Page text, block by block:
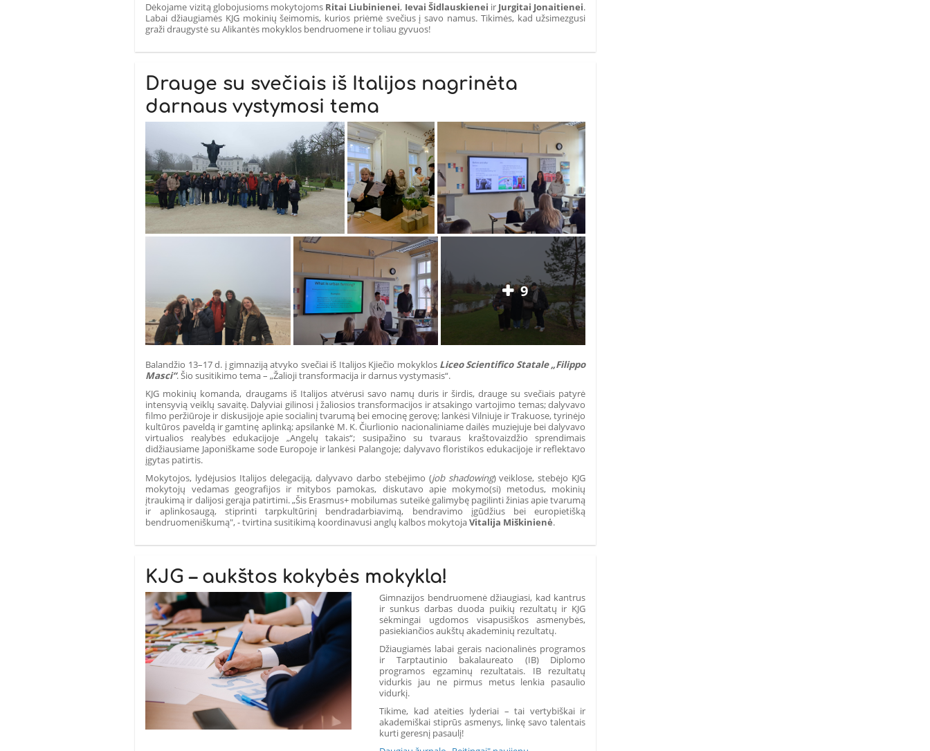
Dėkojame vizitą globojusioms mokytojoms Ritai Liubinienei, Ievai Šidlauskienei ir Jurgitai Jonaitienei.
Labai džiaugiamės KJG mokinių šeimomis, kurios priėmė svečius į savo namus. Tikimės, kad užsimezgusi
graži draugystė su Alikantės mokyklos bendruomene ir toliau gyvuos!
Drauge su svečiais iš Italijos nagrinėta
darnaus vystymosi tema
9
Balandžio 13–17 d. į gimnaziją atvyko svečiai iš Italijos Kjiečio mokyklos Liceo Scientifico Statale „Filippo
Masci“. Šio susitikimo tema – „Žalioji transformacija ir darnus vystymasis“.
KJG mokinių komanda, draugams iš Italijos atvėrusi savo namų duris ir širdis, drauge su svečiais patyrė
intensyvią veiklų savaitę. Dalyviai gilinosi į žaliosios transformacijos ir atsakingo vartojimo temas; dalyvavo
filmo peržiūroje ir diskusijoje apie socialinį tvarumą bei emocinę gerovę; lankėsi Vilniuje ir Trakuose, tyrinėjo
kultūros paveldą ir gamtinę aplinką; apsilankė M. K. Čiurlionio nacionaliniame dailės muziejuje bei dalyvavo
virtualios realybės edukacijoje „Angelų takais“; susipažino su tvaraus kraštovaizdžio sprendimais
didžiausiame Japoniškame sode Europoje ir lankėsi Palangoje; dalyvavo floristikos edukacijoje ir reflektavo
įgytas patirtis.
Mokytojos, lydėjusios Italijos delegaciją, dalyvavo darbo stebėjimo (job shadowing) veiklose, stebėjo KJG
mokytojų vedamas geografijos ir mitybos pamokas, diskutavo apie mokymo(si) metodus, mokinių
įtraukimą ir dalijosi gerąja patirtimi. „Šis Erasmus+ mobilumas suteikė galimybę pagilinti žinias apie tvarumą
ir aplinkosaugą, stiprinti tarpkultūrinį bendradarbiavimą, bendravimo įgūdžius bei europietišką
bendruomeniškumą", - tvirtina susitikimą koordinavusi anglų kalbos mokytojaVitalija Miškinienė.
KJG – aukštos kokybės mokykla!
Gimnazijos bendruomenė džiaugiasi, kad kantrus
ir sunkus darbas duoda puikių rezultatų ir KJG
sėkmingai ugdomos visapusiškos asmenybės,
pasiekiančios aukštų akademinių rezultatų.
Džiaugiamės labai gerais nacionalinės programos
ir Tarptautinio bakalaureato (IB) Diplomo
programos egzaminų rezultatais. IB rezultatų
vidurkis jau ne pirmus metus lenkia pasaulio
vidurkį.
Tikime, kad ateities lyderiai – tai vertybiškai ir
akademiškai stiprūs asmenys, linkę savo talentais
kurti geresnį pasaulį!